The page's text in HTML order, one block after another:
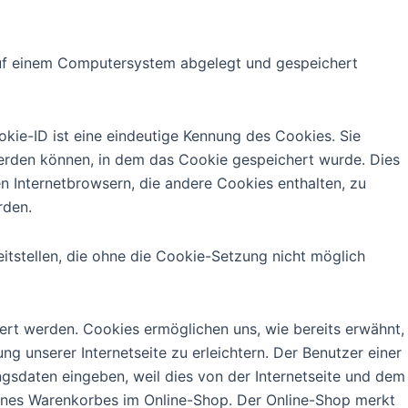
einem Computersystem abgelegt und gespeichert
ID ist eine eindeutige Kennung des Cookies. Sie
können, in dem das Cookie gespeichert wurde. Dies
Internetbrowsern, die andere Cookies enthalten, zu
die ohne die Cookie-Setzung nicht möglich
werden. Cookies ermöglichen uns, wie bereits erwähnt,
unserer Internetseite zu erleichtern. Der Benutzer einer
eingeben, weil dies von der Internetseite und dem
Warenkorbes im Online-Shop. Der Online-Shop merkt